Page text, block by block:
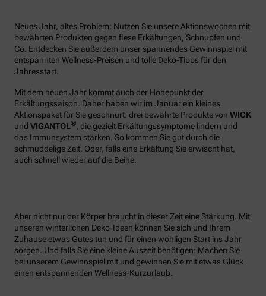
Neues Jahr, altes Problem: Nutzen Sie unsere Aktionswochen mit
bewährten Produkten gegen fiese Erkältungen, Schnupfen und
Co. Entdecken Sie außerdem unser spannendes Gewinnspiel mit
entspannten Wellness-Preisen und tolle Deko-Tipps für den
Jahresstart.
Mit dem neuen Jahr kommt auch der Höhepunkt der
Erkältungssaison. Daher haben wir im Januar ein kleines
Aktionspaket für Sie geschnürt: drei bewährte Produkte von WICK
und VIGANTOL®, die gezielt Erkältungssymptome lindern und
das Immunsystem stärken. So kommen Sie gut durch die
schmuddelige Zeit. Oder, falls eine Erkältung Sie erwischt hat,
auch schnell wieder auf die Beine.
Aber nicht nur der Körper braucht in dieser Zeit eine Stärkung. Mit
unseren winterlichen Deko-Ideen können Sie sich und Ihrem
Zuhause etwas Gutes tun und für einen wohligen Start ins Jahr
sorgen. Und falls Sie eine kleine Auszeit benötigen: Machen Sie
bei unserem Gewinnspiel mit und gewinnen Sie mit etwas Glück
einen entspannenden Wellness-Kurzurlaub.